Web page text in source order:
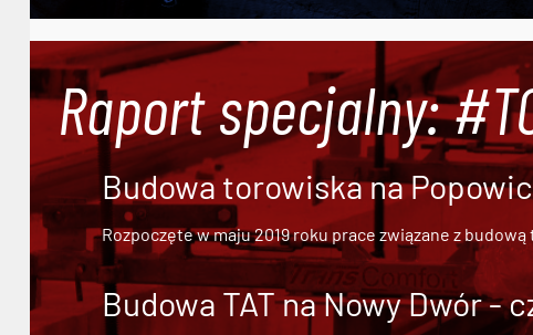
Raport specjalny:
Budowa torowiska na
Rozpoczęte w maju 2019 roku prace związane z
Budowa TAT na Nowy Dwór -